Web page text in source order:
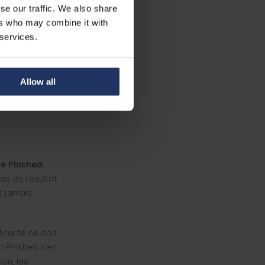
our traffic. We also share
who may combine it with
Allow all
ailleurs",
Phished.
de résultat
jamais
ne doit
Phished s'en
les